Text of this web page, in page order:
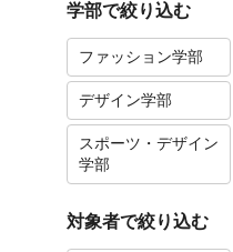
学部で絞り込む
ファッション学部
デザイン学部
スポーツ・デザイン
学部
対象者で絞り込む